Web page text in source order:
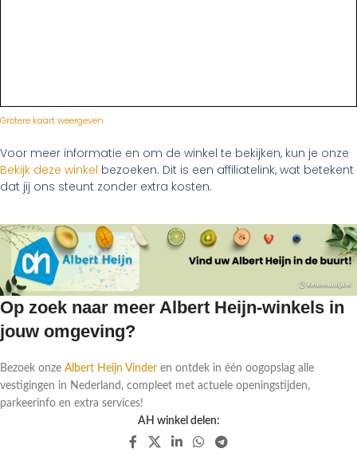
Grotere kaart weergeven
Voor meer informatie en om de winkel te bekijken, kun je onze
Bekijk deze winkel bezoeken. Dit is een affiliatelink, wat betekent
dat jij ons steunt zonder extra kosten.
Op zoek naar meer Albert Heijn-winkels in
jouw omgeving?
Bezoek onze Albert Heijn Vinder en ontdek in één oogopslag alle
vestigingen in Nederland, compleet met actuele openingstijden,
parkeerinfo en extra services!
AH winkel delen: